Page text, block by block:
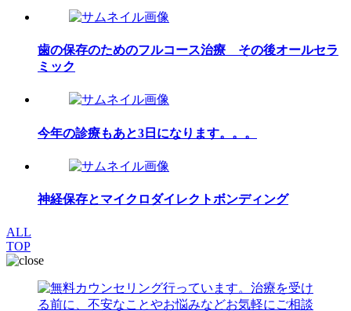
歯の保存のためのフルコース治療 その後オールセラ
ミック
今年の診療もあと3日になります。。。
神経保存とマイクロダイレクトボンディング
ALL
TOP